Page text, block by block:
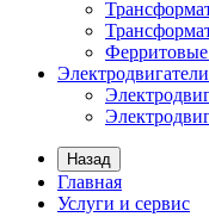
Ферритовые
Электродвигатели
Назад
Главная
Услуги и сервис